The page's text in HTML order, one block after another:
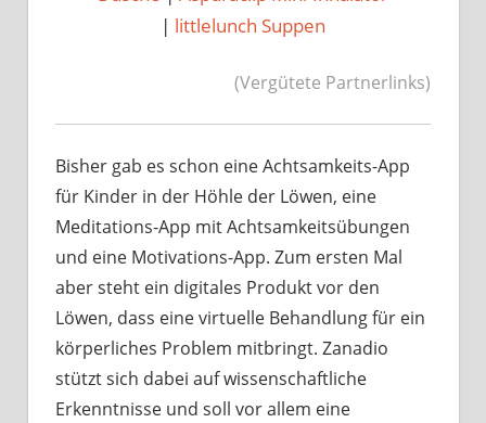
| littlelunch Suppen
(Vergütete Partnerlinks)
Bisher gab es schon eine Achtsamkeits-App
für Kinder in der Höhle der Löwen, eine
Meditations-App mit Achtsamkeitsübungen
und eine Motivations-App. Zum ersten Mal
aber steht ein digitales Produkt vor den
Löwen, dass eine virtuelle Behandlung für ein
körperliches Problem mitbringt. Zanadio
stützt sich dabei auf wissenschaftliche
Erkenntnisse und soll vor allem eine